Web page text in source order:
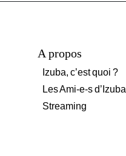
A propos
Izuba, c’est quoi ?
Les Ami-e-s d’Izuba
Streaming